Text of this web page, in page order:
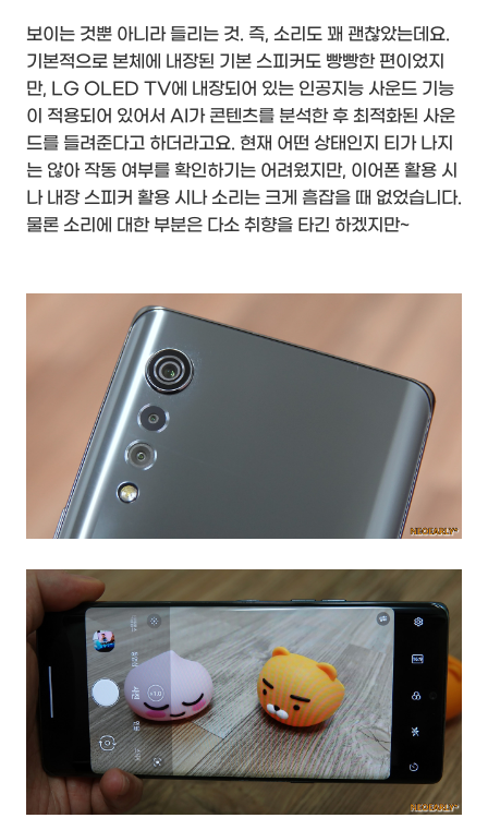
보이는 것뿐 아니라 들리는 것. 즉, 소리도 꽤 괜찮았는데요.
기본적으로 본체에 내장된 기본 스피커도 빵빵한 편이었지
만, LG OLED TV에 내장되어 있는 인공지능 사운드 기능
이 적용되어 있어서 AI가 콘텐츠를 분석한 후 최적화된 사운
드를 들려준다고 하더라고요. 현재 어떤 상태인지 티가 나지
는 않아 작동 여부를 확인하기는 어려웠지만, 이어폰 활용 시
나 내장 스피커 활용 시나 소리는 크게 흠잡을 때 없었습니다.
물론 소리에 대한 부분은 다소 취향을 타긴 하겠지만~